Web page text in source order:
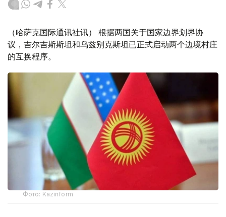
（哈萨克国际通讯社讯） 根据两国关于国家边界划界协
议，吉尔吉斯斯坦和乌兹别克斯坦已正式启动两个边境村庄
的互换程序。
Фото: Kazinform